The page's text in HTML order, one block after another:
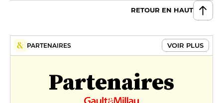
RETOUR EN HAUT
PARTENAIRES VOIR PLUS
Partenaires